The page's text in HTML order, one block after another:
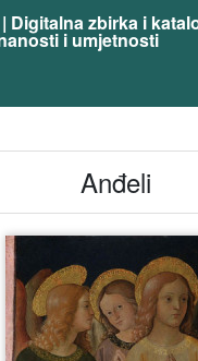
Digitalna zbirka i
i umjetnosti
Anđeli